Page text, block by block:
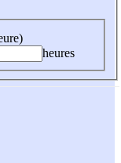
heures